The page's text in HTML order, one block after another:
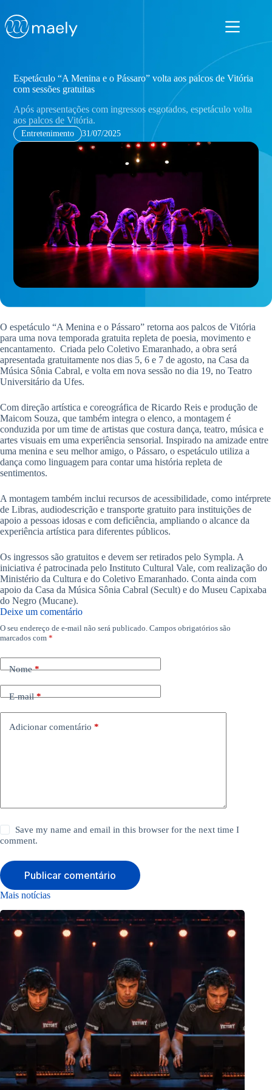
para
conteúdo
Espetáculo “A Menina e o Pássaro” volta aos palcos de Vitória
com sessões gratuitas
Após apresentações com ingressos esgotados, espetáculo volta
aos palcos de Vitória.
Entretenimento 31/07/2025
O espetáculo “A Menina e o Pássaro” retorna aos palcos de Vitória
para uma nova temporada gratuita repleta de poesia, movimento e
encantamento. Criada pelo Coletivo Emaranhado, a obra será
apresentada gratuitamente nos dias 5, 6 e 7 de agosto, na Casa da
Música Sônia Cabral, e volta em nova sessão no dia 19, no Teatro
Universitário da Ufes.
Com direção artística e coreográfica de Ricardo Reis e produção de
Maicom Souza, que também integra o elenco, a montagem é
conduzida por um time de artistas que costura dança, teatro, música e
artes visuais em uma experiência sensorial. Inspirado na amizade entre
uma menina e seu melhor amigo, o Pássaro, o espetáculo utiliza a
dança como linguagem para contar uma história repleta de
sentimentos.
A montagem também inclui recursos de acessibilidade, como intérprete
de Libras, audiodescrição e transporte gratuito para instituições de
apoio a pessoas idosas e com deficiência, ampliando o alcance da
experiência artística para diferentes públicos.
Os ingressos são gratuitos e devem ser retirados pelo Sympla. A
iniciativa é patrocinada pelo Instituto Cultural Vale, com realização do
Ministério da Cultura e do Coletivo Emaranhado. Conta ainda com
apoio da Casa da Música Sônia Cabral (Secult) e do Museu Capixaba
do Negro (Mucane).
Deixe um comentário
O seu endereço de e-mail não será publicado. Campos obrigatórios são
marcados com *
Nome*
E-mail*
Adicionar comentário *
Save my name and email in this browser for the next time I
comment.
Publicar comentário
Mais notícias